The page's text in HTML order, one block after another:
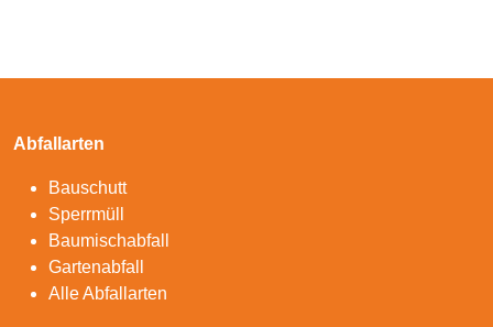
Abfallarten
Bauschutt
Sperrmüll
Baumischabfall
Gartenabfall
Alle Abfallarten